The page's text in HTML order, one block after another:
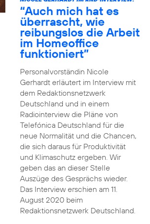
“Auch mich hat es
überrascht, wie
reibungslos die Arbeit
im Homeoffice
funktioniert”
Personalvorständin Nicole
Gerhardt erläutert im Interview mit
dem Redaktionsnetzwerk
Deutschland und in einem
Radiointerview die Pläne von
Telefónica Deutschland für die
neue Normalität und die Chancen,
die sich daraus für Produktivität
und Klimaschutz ergeben. Wir
geben das an dieser Stelle
Auszüge des Gesprächs wieder.
Das Interview erschien am 11.
August 2020 beim
Redaktionsnetzwerk Deutschland.